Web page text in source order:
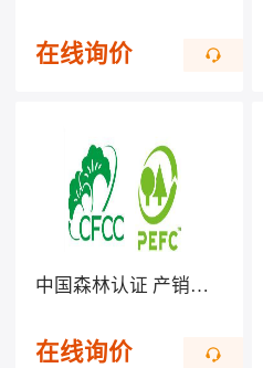
在线询价
中国森林认证 产销监管链CFCC/COC
在线询价